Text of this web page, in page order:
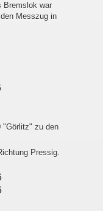
Bremslok war
Messzug in
"Görlitz" zu den
Pressig.